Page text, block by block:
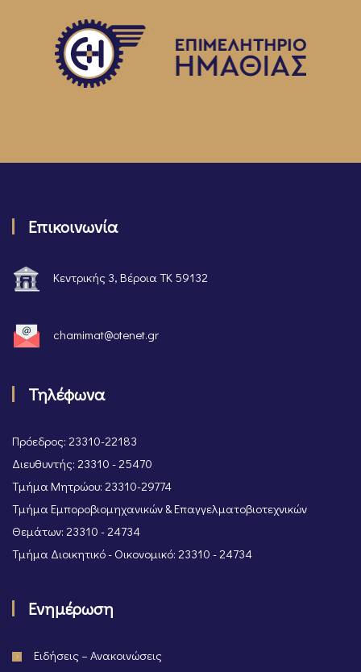
Επικοινωνία
Κεντρικής 3, Βέροια ΤΚ 59132
chamimat@otenet.gr
Τηλέφωνα
Πρόεδρος: 23310-22183
Διευθυντής: 23310 - 25470
Τμήμα Μητρώου: 23310-29774
Τμήμα Εμποροβιομηχανικών & Επαγγελματοβιοτεχνικών
Θεμάτων: 23310 - 24734
Τμήμα Διοικητικό - Οικονομικό: 23310 - 24734
Ενημέρωση
Ειδήσεις – Ανακοινώσεις